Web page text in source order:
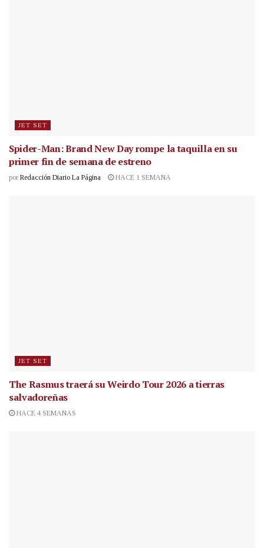
JET SET
Spider-Man: Brand New Day rompe la taquilla en su
primer fin de semana de estreno
por Redacción Diario La Página HACE 1 SEMANA
JET SET
The Rasmus traerá su Weirdo Tour 2026 a tierras
salvadoreñas
HACE 4 SEMANAS